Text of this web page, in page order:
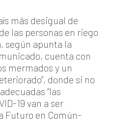
más desigual de
las personas en riego
según apunta la
cuenta con
mermados y un
donde si no
“las
19 van a ser
Futuro en Común-